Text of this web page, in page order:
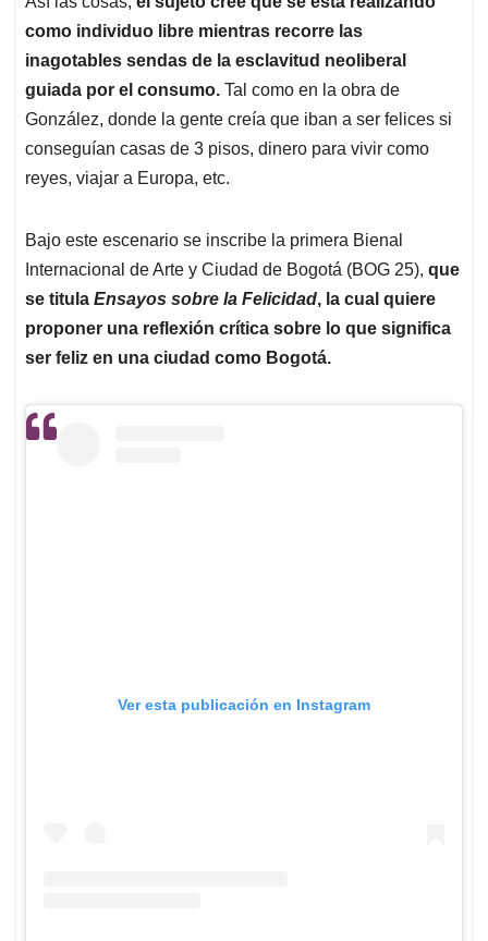
como individuo libre mientras recorre las
inagotables sendas de la esclavitud neoliberal
guiada por el consumo. Tal como en la obra de
González, donde la gente creía que iban a ser felices si
conseguían casas de 3 pisos, dinero para vivir como
reyes, viajar a Europa, etc.
Bajo este escenario se inscribe la primera Bienal
Internacional de Arte y Ciudad de Bogotá (BOG 25), que
se titula Ensayos sobre la Felicidad, la cual quiere
proponer una reflexión crítica sobre lo que significa
ser feliz en una ciudad como Bogotá.
Ver esta publicación en Instagram